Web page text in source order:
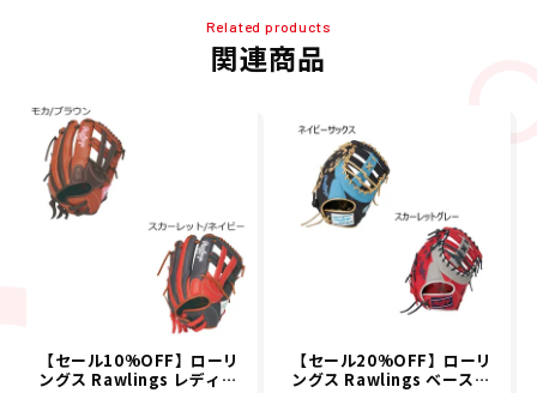
Related products
関連商品
【セール10%OFF】ローリ
ングス Rawlings レディー
【セール20%OFF】ローリ
ングス Rawlings ベースボ